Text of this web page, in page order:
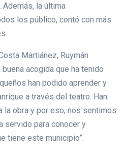
la última
los público, contó con más
Martiánez, Ruymán
acogida que ha tenido
han podido aprender y
a través del teatro. Han
la obra y por eso, nos sentimos
servido para conocer y
tiene este municipio”.